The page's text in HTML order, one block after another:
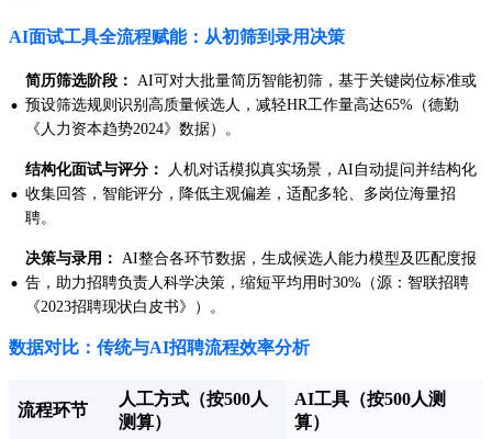
AI面试工具全流程赋能：从初筛到录用决策
·
简历筛选阶段： AI可对大批量简历智能初筛，基于关键岗位标准或
预设筛选规则识别高质量候选人，减轻HR工作量高达65%（德勤
《人力资本趋势2024》数据）。
·
结构化面试与评分：
人机对话模拟真实场景，AI自动提问并结构化
收集回答，智能评分，降低主观偏差，适配多轮、多岗位海量招
聘。
·
决策与录用： AI整合各环节数据，生成候选人能力模型及匹配度报
告，助力招聘负责人科学决策，缩短平均用时30%（源：智联招聘
《2023招聘现状白皮书》）。
数据对比：传统与AI招聘流程效率分析
流程环节
人工方式（按500人
测算）
AI工具（按500人测
算）